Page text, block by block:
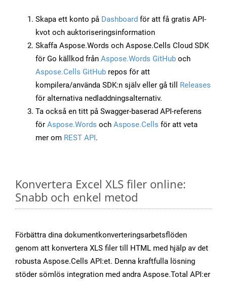
Skapa ett konto på Dashboard för att få gratis API-
kvot och auktoriseringsinformation
Skaffa Aspose.Words och Aspose.Cells Cloud SDK
för Go källkod från Aspose.Words GitHub och
Aspose.Cells GitHub repos för att
kompilera/använda SDK:n själv eller gå till Releases
för alternativa nedladdningsalternativ.
Ta också en titt på Swagger-baserad API-referens
för Aspose.Words och Aspose.Cells för att veta
mer om REST API.
Konvertera Excel XLS filer online:
Snabb och enkel metod
Förbättra dina dokumentkonverteringsarbetsflöden
genom att konvertera XLS filer till HTML med hjälp av det
robusta Aspose.Cells API:et. Denna kraftfulla lösning
stöder sömlös integration med andra Aspose.Total API:er